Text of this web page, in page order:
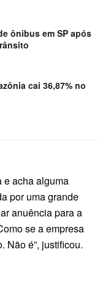
ônibus em SP após
cai 36,87% no
e acha alguma
por uma grande
anuência para a
se a empresa
Não é”, justificou.